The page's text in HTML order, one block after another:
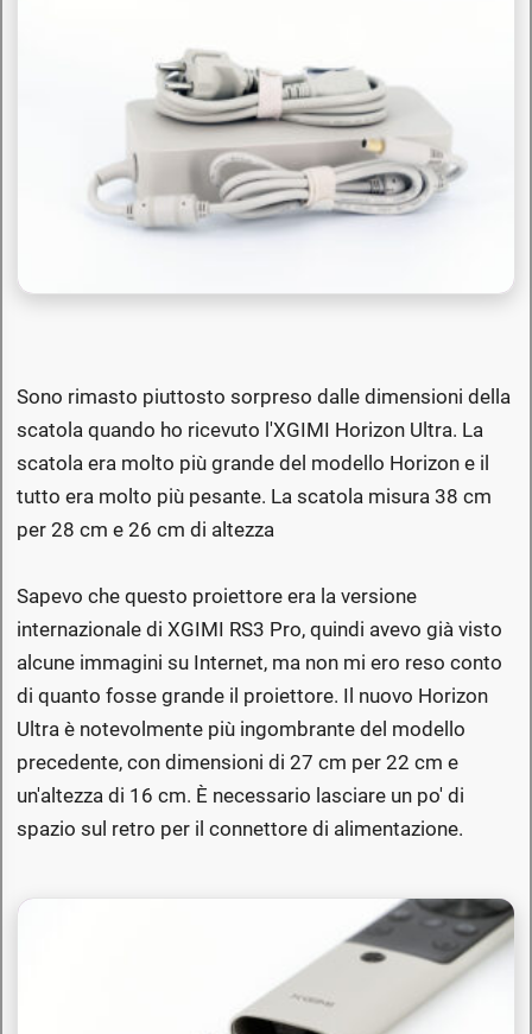
Sono rimasto piuttosto sorpreso dalle dimensioni della
scatola quando ho ricevuto l'XGIMI Horizon Ultra. La
scatola era molto più grande del modello Horizon e il
tutto era molto più pesante. La scatola misura 38 cm
per 28 cm e 26 cm di altezza
Sapevo che questo proiettore era la versione
internazionale di XGIMI RS3 Pro, quindi avevo già visto
alcune immagini su Internet, ma non mi ero reso conto
di quanto fosse grande il proiettore. Il nuovo Horizon
Ultra è notevolmente più ingombrante del modello
precedente, con dimensioni di 27 cm per 22 cm e
un'altezza di 16 cm. È necessario lasciare un po' di
spazio sul retro per il connettore di alimentazione.